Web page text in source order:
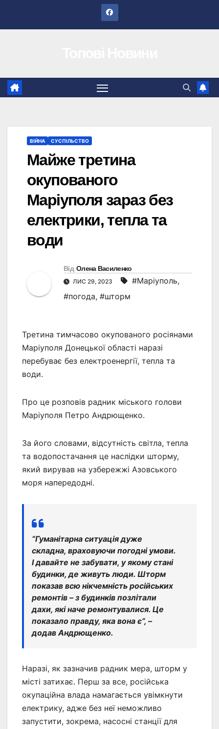
ВІЙНА СУСПІЛЬСТВО
Майже третина
окупованого
Маріуполя зараз без
електрики, тепла та
води
Від Олена Василенко
ЛИС 29, 2023 #Маріуполь,
#погода, #шторм
Третина тимчасово окупованого росіянами
Маріуполя Донецької області наразі
перебуває без електроенергії, тепла та
води.
Про це розповів радник міського голови
Маріуполя Петро Андрющенко.
За його словами, відсутність світла, тепла
та водопостачання це наслідки шторму,
який вирував на узбережжі Азовського
моря напередодні.
“Гуманітарна ситуація дуже
складна, враховуючи погодні умови.
І давайте не забувати, у якому стані
будинки, де живуть люди. Шторм
показав всю нікчемність російських
ремонтів – з будинків позлітали
дахи, які наче ремонтувалися. Це
показало правду, яка вона є”, –
додав Андрющенко.
Наразі, як зазначив радник мера, шторм у
місті затихає. Перш за все, російська
окупаційна влада намагається увімкнути
електрику, адже без неї неможливо
запустити, зокрема, насосні станції для